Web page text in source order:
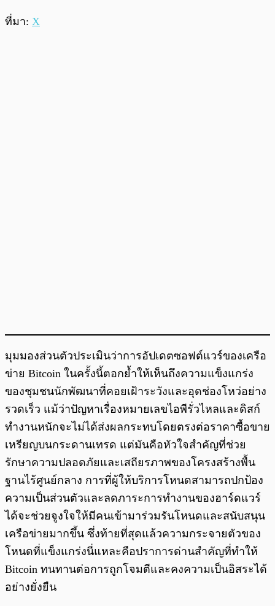
ที่มา: X
มุมมองส่วนตัวประเมินว่าการอัปเดตซอฟต์แวร์ของเครือ
ข่าย Bitcoin ในครั้งนี้ตอกย้ำให้เห็นถึงความแข็งแกร่ง
ของชุมชนนักพัฒนาที่คอยเฝ้าระวังและอุดช่องโหว่อย่าง
รวดเร็ว แม้ว่าปัญหาเรื่องหมายเลขไอพีรั่วไหลและดิสก์
ทำงานหนักจะไม่ได้ส่งผลกระทบโดยตรงต่อราคาซื้อขาย
เหรียญบนกระดานเทรด แต่มันคือหัวใจสำคัญที่ช่วย
รักษาความปลอดภัยและเสถียรภาพของโครงสร้างพื้น
ฐานไร้ศูนย์กลาง การที่ผู้ให้บริการโหนดสามารถปกป้อง
ความเป็นส่วนตัวและลดภาระการทำงานของฮาร์ดแวร์
ได้จะช่วยจูงใจให้มีคนเข้ามาร่วมรันโหนดและสนับสนุน
เครือข่ายมากขึ้น ซึ่งท้ายที่สุดแล้วความกระจายตัวของ
โหนดที่แข็งแกร่งนี่แหละคือปราการด่านสำคัญที่ทำให้
Bitcoin ทนทานต่อการถูกโจมตีและคงความเป็นอิสระได้
อย่างยั่งยืน